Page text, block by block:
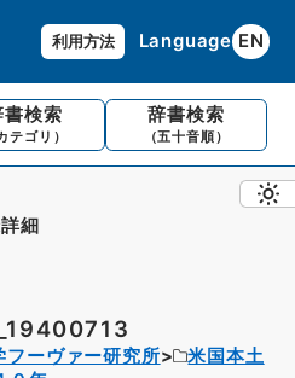
利用方法 Language EN
書検索
テゴリ）
辞書検索
（五十音順）
細
フーヴァー研究所
米国本土